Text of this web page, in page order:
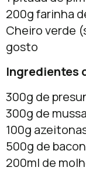
200g farinha
Cheiro verde
gosto
Ingredientes
300g de
300g de
100g
500g de
200ml de